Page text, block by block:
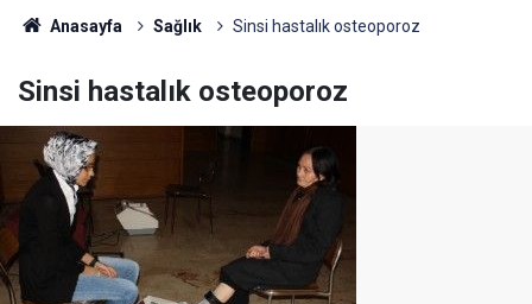
Anasayfa Sağlık Sinsi hastalık osteoporoz
Sinsi hastalık osteoporoz